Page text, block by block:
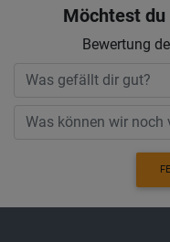
Möchtest du
Bewertung